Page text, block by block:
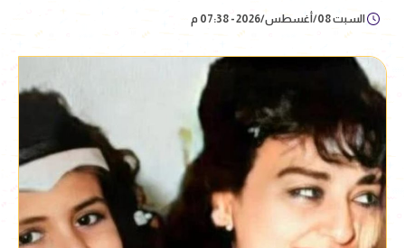
السبت 08/أغسطس/2026 - 07:38 م